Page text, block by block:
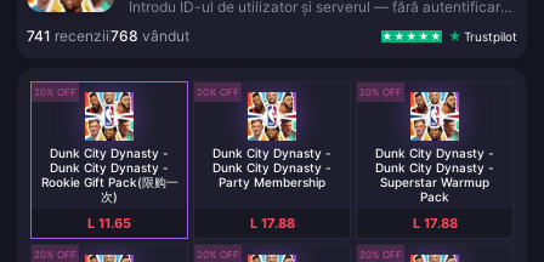
Introdu ID-ul de utilizator și serverul — fără autentificare.
Pachete de la 60 la 6.480 Tokenuri.
741 recenzii768 vândut Trustpilot
20% OFF
Dunk City Dynasty -
Dunk City Dynasty -
Rookie Gift Pack(限购一
次)
L 11.65
20% OFF
Dunk City Dynasty -
Dunk City Dynasty -
Party Membership
L 17.88
20% OFF
Dunk City Dynasty -
Dunk City Dynasty -
Superstar Warmup
Pack
L 17.88
20% OFF 20% OFF 20% OFF